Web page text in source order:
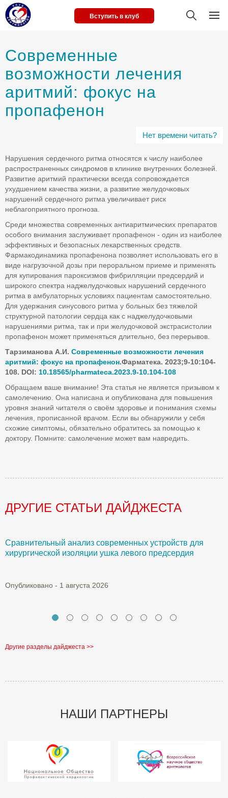
Вступить в клуб
Современные
возможности лечения
аритмий: фокус на
пропафенон
Нет времени читать?
Нарушения сердечного ритма относятся к числу наиболее
распространенных синдромов в клинике внутренних болезней.
Развитие аритмий практически всегда сопровождается
ухудшением качества жизни, а развитие желудочковых
нарушений сердечного ритма увеличивает риск
неблагоприятного прогноза.
Среди множества современных антиаритмических препаратов
особого внимания заслуживает пропафенон - один из наиболее
эффективных и безопасных лекарственных средств.
Фармакодинамика пропафенона позволяет использовать его в
виде нагрузочной дозы при пероральном приеме и применять
для купирования пароксизмов фибрилляции предсердий и
широкого спектра наджелудочковых нарушений сердечного
ритма в амбулаторных условиях пациентам самостоятельно.
Для удержания синусового ритма у больных без тяжелой
структурной патологии сердца как с наджелудочковыми
нарушениями ритма, так и при желудочковой экстрасистолии
пропафенон может применяться длительно, без перерывов.
Тарзиманова А.И. Современные возможности лечения
аритмий: фокус на пропафенон.Фарматека. 2023;9-10:104-
108. DOI: 10.18565/pharmateca.2023.9-10.104-108
Обращаем ваше внимание! Эта статья не является призывом к
самолечению. Она написана и опубликована для повышения
уровня знаний читателя о своём здоровье и понимания схемы
лечения, прописанной врачом. Если вы обнаружили у себя
схожие симптомы, обязательно обратитесь за помощью к
доктору. Помните: самолечение может вам навредить.
ДРУГИЕ СТАТЬИ ДАЙДЖЕСТА
Сравнительный анализ современных устройств для
хирургической изоляции ушка левого предсердия
Опубликовано - 1 августа 2026
Другие разделы дайджеста >>
НАШИ ПАРТНЕРЫ